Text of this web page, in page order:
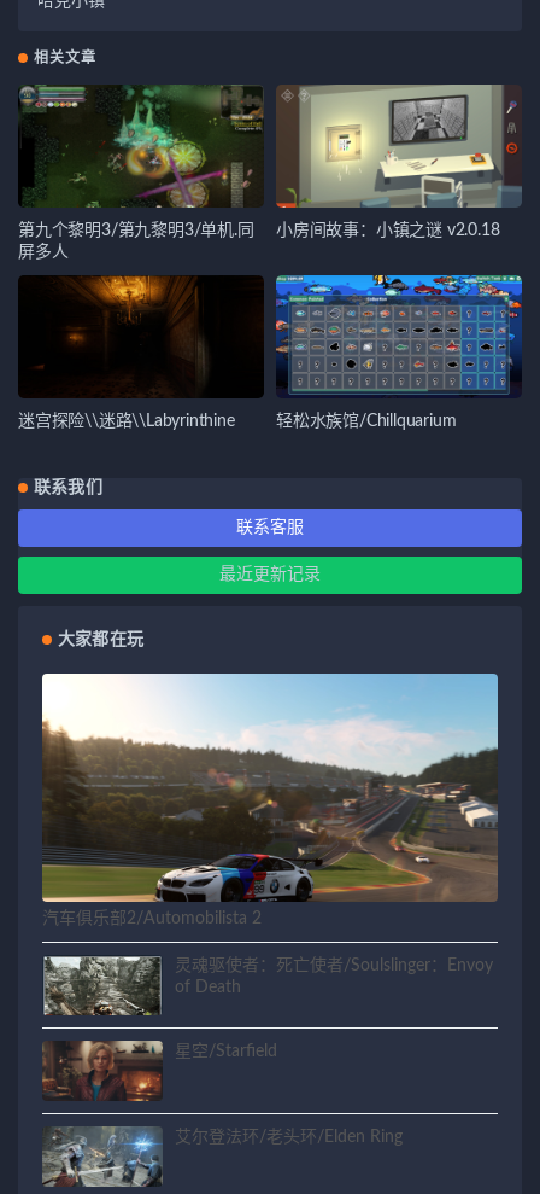
相关文章
第九个黎明3/第九黎明3/单机.同
屏多人
小房间故事：小镇之谜 v2.0.18
迷宫探险\\迷路\\Labyrinthine 轻松水族馆/Chillquarium
联系我们
联系客服
最近更新记录
大家都在玩
汽车俱乐部2/Automobilista 2
灵魂驱使者：死亡使者/Soulslinger：Envoy
of Death
星空/Starfield
艾尔登法环/老头环/Elden Ring